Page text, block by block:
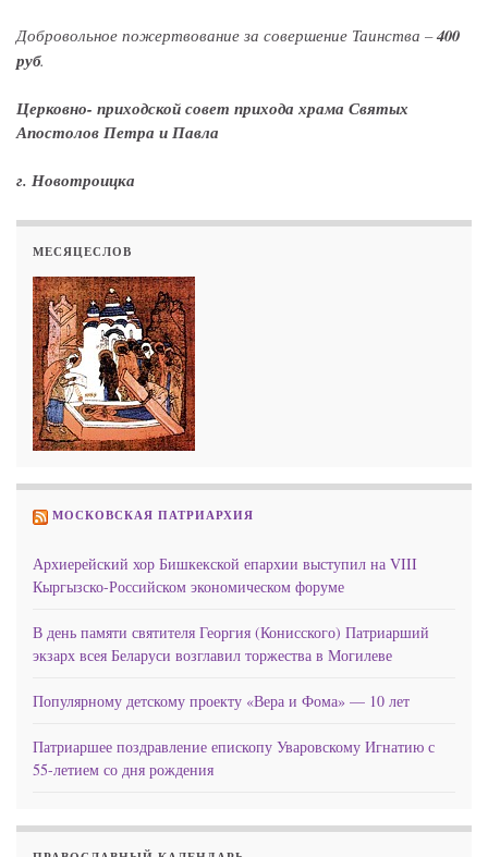
Добровольное пожертвование за совершение Таинства –400
руб.
Церковно- приходской совет прихода храма Святых
АпостоловПетра и Павла
г. Новотроицка
МЕСЯЦЕСЛОВ
МОСКОВСКАЯ ПАТРИАРХИЯ
Архиерейский хор Бишкекской епархии выступил на VIII
Кыргызско-Российском экономическом форуме
В день памяти святителя Георгия (Конисского) Патриарший
экзарх всея Беларуси возглавил торжества в Могилеве
Популярному детскому проекту «Вера и Фома» — 10 лет
Патриаршее поздравление епископу Уваровскому Игнатию с
55-летием со дня рождения